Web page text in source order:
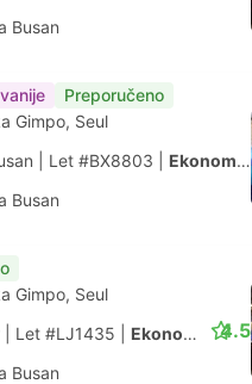
Busan
Preporučeno
Gimpo, Seul
Let #BX8803 Ekonomska klasa
Busan
Gimpo, Seul
Let #LJ1435 Ekonomska klasa
Busan
4.5